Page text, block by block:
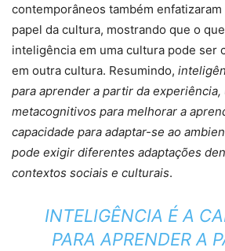
contemporâneos também
papel da cultura, mostrando que o
inteligência em uma cultura pode ser
em outra cultura. Resumindo,
para aprender a partir da
metacognitivos para melhorar a
capacidade para adaptar-se ao
pode exigir diferentes adaptações
contextos sociais e culturais.
INTELIGÊNCIA É A
PARA APRENDER A